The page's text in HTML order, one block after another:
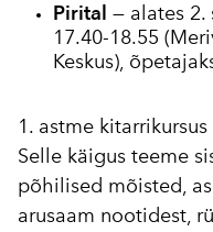
Pirital — alates 2.
17.40-18.55
Keskus),
1. astme
Selle käigus teeme
põhilised mõisted,
arusaam nootidest,